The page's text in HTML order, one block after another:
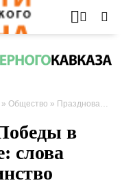
» Общество » Празднование Дня Победы в Майкопском районе: слова благодарности и единство
в
слова